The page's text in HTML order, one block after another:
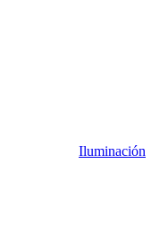
Iluminación